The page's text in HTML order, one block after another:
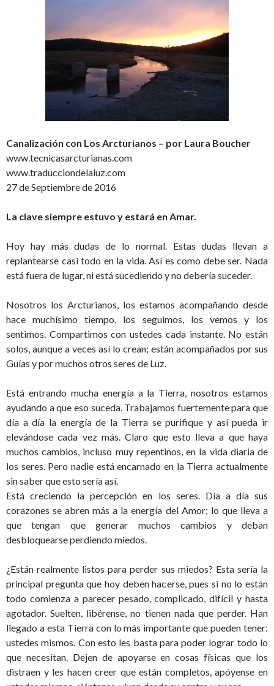
Canalización con Los Arcturianos – por Laura Boucher
www.tecnicasarcturianas.com
www.traducciondelaluz.com
27 de Septiembre de 2016
La clave siempre estuvo y estará en Amar.
Hoy hay más dudas de lo normal. Estas dudas llevan a
replantearse casi todo en la vida. Así es como debe ser. Nada
está fuera de lugar, ni está sucediendo y no debería suceder.
Nosotros los Arcturianos, los estamos acompañando desde
hace muchísimo tiempo, los seguimos, los vemos y los
sentimos. Compartimos con ustedes cada instante. No están
solos, aunque a veces así lo crean; están acompañados por sus
Guías y por muchos otros seres de Luz.
Está entrando mucha energía a la Tierra, nosotros estamos
ayudando a que eso suceda. Trabajamos fuertemente para que
día a día la energía de la Tierra se purifique y así pueda ir
elevándose cada vez más. Claro que esto lleva a que haya
muchos cambios, incluso muy repentinos, en la vida diaria de
los seres. Pero nadie está encarnado en la Tierra actualmente
sin saber que esto sería así.
Está creciendo la percepción en los seres. Día a día sus
corazones se abren más a la energía del Amor; lo que lleva a
que tengan que generar muchos cambios y deban
desbloquearse perdiendo miedos.
¿Están realmente listos para perder sus miedos? Esta sería la
principal pregunta que hoy deben hacerse, pues si no lo están
todo comienza a parecer pesado, complicado, difícil y hasta
agotador. Suelten, libérense, no tienen nada que perder. Han
llegado a esta Tierra con lo más importante que pueden tener:
ustedes mismos. Con esto les basta para poder lograr todo lo
que necesitan. Dejen de apoyarse en cosas físicas que los
distraen y les hacen creer que están completos, apóyense en